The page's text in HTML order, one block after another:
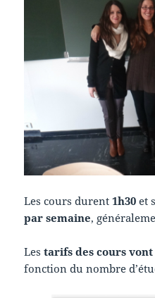
Les cours durent1h30 et
par semaine,
Lestarifs des cours vont
fonction du nombre